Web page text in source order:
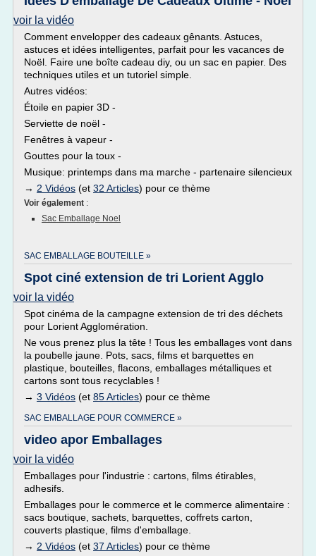
voir la vidéo
Comment envelopper des cadeaux gênants. Astuces,
astuces et idées intelligentes, parfait pour les vacances de
Noël. Faire une boîte cadeau diy, ou un sac en papier. Des
techniques utiles et un tutoriel simple.
Autres vidéos:
Étoile en papier 3D -
Serviette de noël -
Fenêtres à vapeur -
Gouttes pour la toux -
Musique: printemps dans ma marche - partenaire silencieux
→ 2 Vidéos (et 32 Articles) pour ce thème
Voir également :
Sac Emballage Noel
SAC EMBALLAGE BOUTEILLE »
Spot ciné extension de tri Lorient Agglo
voir la vidéo
Spot cinéma de la campagne extension de tri des déchets
pour Lorient Agglomération.
Ne vous prenez plus la tête ! Tous les emballages vont dans
la poubelle jaune. Pots, sacs, films et barquettes en
plastique, bouteilles, flacons, emballages métalliques et
cartons sont tous recyclables !
→ 3 Vidéos (et 85 Articles) pour ce thème
SAC EMBALLAGE POUR COMMERCE »
video apor Emballages
voir la vidéo
Emballages pour l'industrie : cartons, films étirables,
adhesifs.
Emballages pour le commerce et le commerce alimentaire :
sacs boutique, sachets, barquettes, coffrets carton,
couverts plastique, films d'emballage.
→ 2 Vidéos (et 37 Articles) pour ce thème